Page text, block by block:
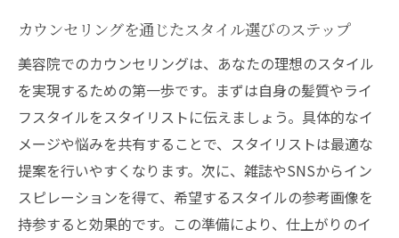
カウンセリングを通じたスタイル選びのステップ
美容院でのカウンセリングは、あなたの理想のスタイル
を実現するための第一歩です。まずは自身の髪質やライ
フスタイルをスタイリストに伝えましょう。具体的なイ
メージや悩みを共有することで、スタイリストは最適な
提案を行いやすくなります。次に、雑誌やSNSからイン
スピレーションを得て、希望するスタイルの参考画像を
持参すると効果的です。この準備により、仕上がりのイ